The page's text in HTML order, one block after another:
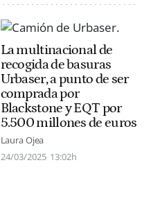
La multinacional de
recogida de basuras
Urbaser, a punto de ser
comprada por
Blackstone y EQT por
5.500 millones de euros
Laura Ojea
24/03/2025 13:02h